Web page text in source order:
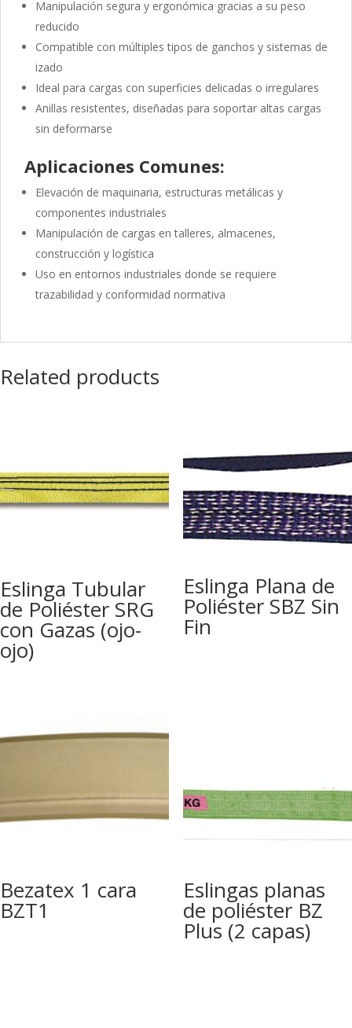
Manipulación segura y ergonómica gracias a su peso
reducido
Compatible con múltiples tipos de ganchos y sistemas de
izado
Ideal para cargas con superficies delicadas o irregulares
Anillas resistentes, diseñadas para soportar altas cargas
sin deformarse
Aplicaciones Comunes:
Elevación de maquinaria, estructuras metálicas y
componentes industriales
Manipulación de cargas en talleres, almacenes,
construcción y logística
Uso en entornos industriales donde se requiere
trazabilidad y conformidad normativa
Related products
Eslinga Tubular
de Poliéster SRG
con Gazas (ojo-
ojo)
Eslinga Plana de
Poliéster SBZ Sin
Fin
Bezatex 1 cara
BZT1
Eslingas planas
de poliéster BZ
Plus (2 capas)